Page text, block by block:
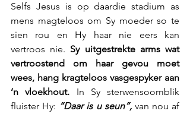
Selfs Jesus is op daardie stadium as
mens magteloos om Sy moeder so te
sien rou en Hy haar nie eers kan
vertroos nie. Sy uitgestrekte arms wat
vertroostend om haar gevou moet
wees, hang kragteloos vasgespyker aan
‘n vloekhout. In Sy sterwensoomblik
fluister Hy: “Daar is u seun”, van nou af